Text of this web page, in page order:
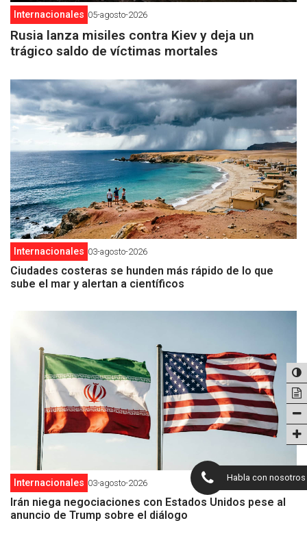
Internacionales 05-agosto-2026
Rusia lanza misiles contra Kiev y deja un
trágico saldo de víctimas mortales
Internacionales 03-agosto-2026
Ciudades costeras se hunden más rápido de lo que
sube el mar y alertan a científicos
Internacionales 03-agosto-2026
Irán niega negociaciones con Estados Unidos pese al
anuncio de Trump sobre el diálogo
Habla con nosotros